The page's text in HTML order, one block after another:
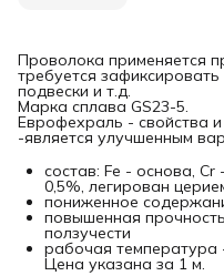
Проволока применяется
требуется
подвески и т.д.
Марка сплава GS23-5.
Еврофехраль - свойства и
-является улучшенным
состав: Fe - основа,
0,5%, легирован
пониженное
повышенная
ползучести
рабочая температура
Цена указана за 1 м.